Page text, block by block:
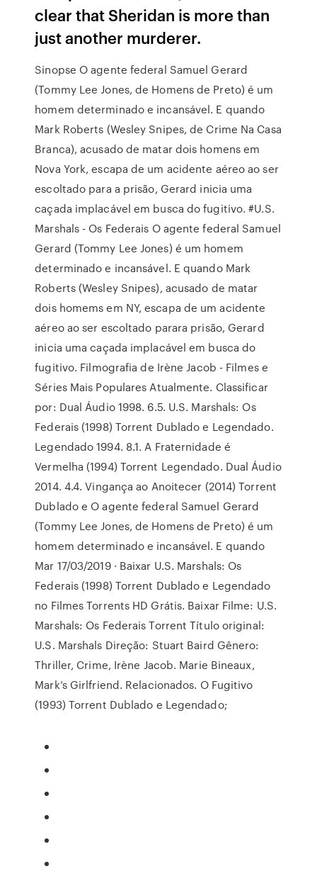
clear that Sheridan is more than
just another murderer.
Sinopse O agente federal Samuel Gerard
(Tommy Lee Jones, de Homens de Preto) é um
homem determinado e incansável. E quando
Mark Roberts (Wesley Snipes, de Crime Na Casa
Branca), acusado de matar dois homens em
Nova York, escapa de um acidente aéreo ao ser
escoltado para a prisão, Gerard inicia uma
caçada implacável em busca do fugitivo. #U.S.
Marshals - Os Federais O agente federal Samuel
Gerard (Tommy Lee Jones) é um homem
determinado e incansável. E quando Mark
Roberts (Wesley Snipes), acusado de matar
dois homems em NY, escapa de um acidente
aéreo ao ser escoltado parara prisão, Gerard
inicia uma caçada implacável em busca do
fugitivo. Filmografia de Irène Jacob - Filmes e
Séries Mais Populares Atualmente. Classificar
por: Dual Áudio 1998. 6.5. U.S. Marshals: Os
Federais (1998) Torrent Dublado e Legendado.
Legendado 1994. 8.1. A Fraternidade é
Vermelha (1994) Torrent Legendado. Dual Áudio
2014. 4.4. Vingança ao Anoitecer (2014) Torrent
Dublado e O agente federal Samuel Gerard
(Tommy Lee Jones, de Homens de Preto) é um
homem determinado e incansável. E quando
Mar 17/03/2019 · Baixar U.S. Marshals: Os
Federais (1998) Torrent Dublado e Legendado
no Filmes Torrents HD Grátis. Baixar Filme: U.S.
Marshals: Os Federais Torrent Título original:
U.S. Marshals Direção: Stuart Baird Gênero:
Thriller, Crime, Irène Jacob. Marie Bineaux,
Mark’s Girlfriend. Relacionados. O Fugitivo
(1993) Torrent Dublado e Legendado;